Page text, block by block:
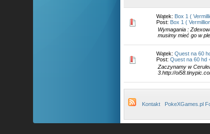
Wątek: Box 1 (
Post: Box 1 (
Wymagania :
musimy mieć go w
Wątek:Quest na 60
Post:Quest na 60 hd
Zaczynamy w
3.http://
Kontakt PokeXGames.pl